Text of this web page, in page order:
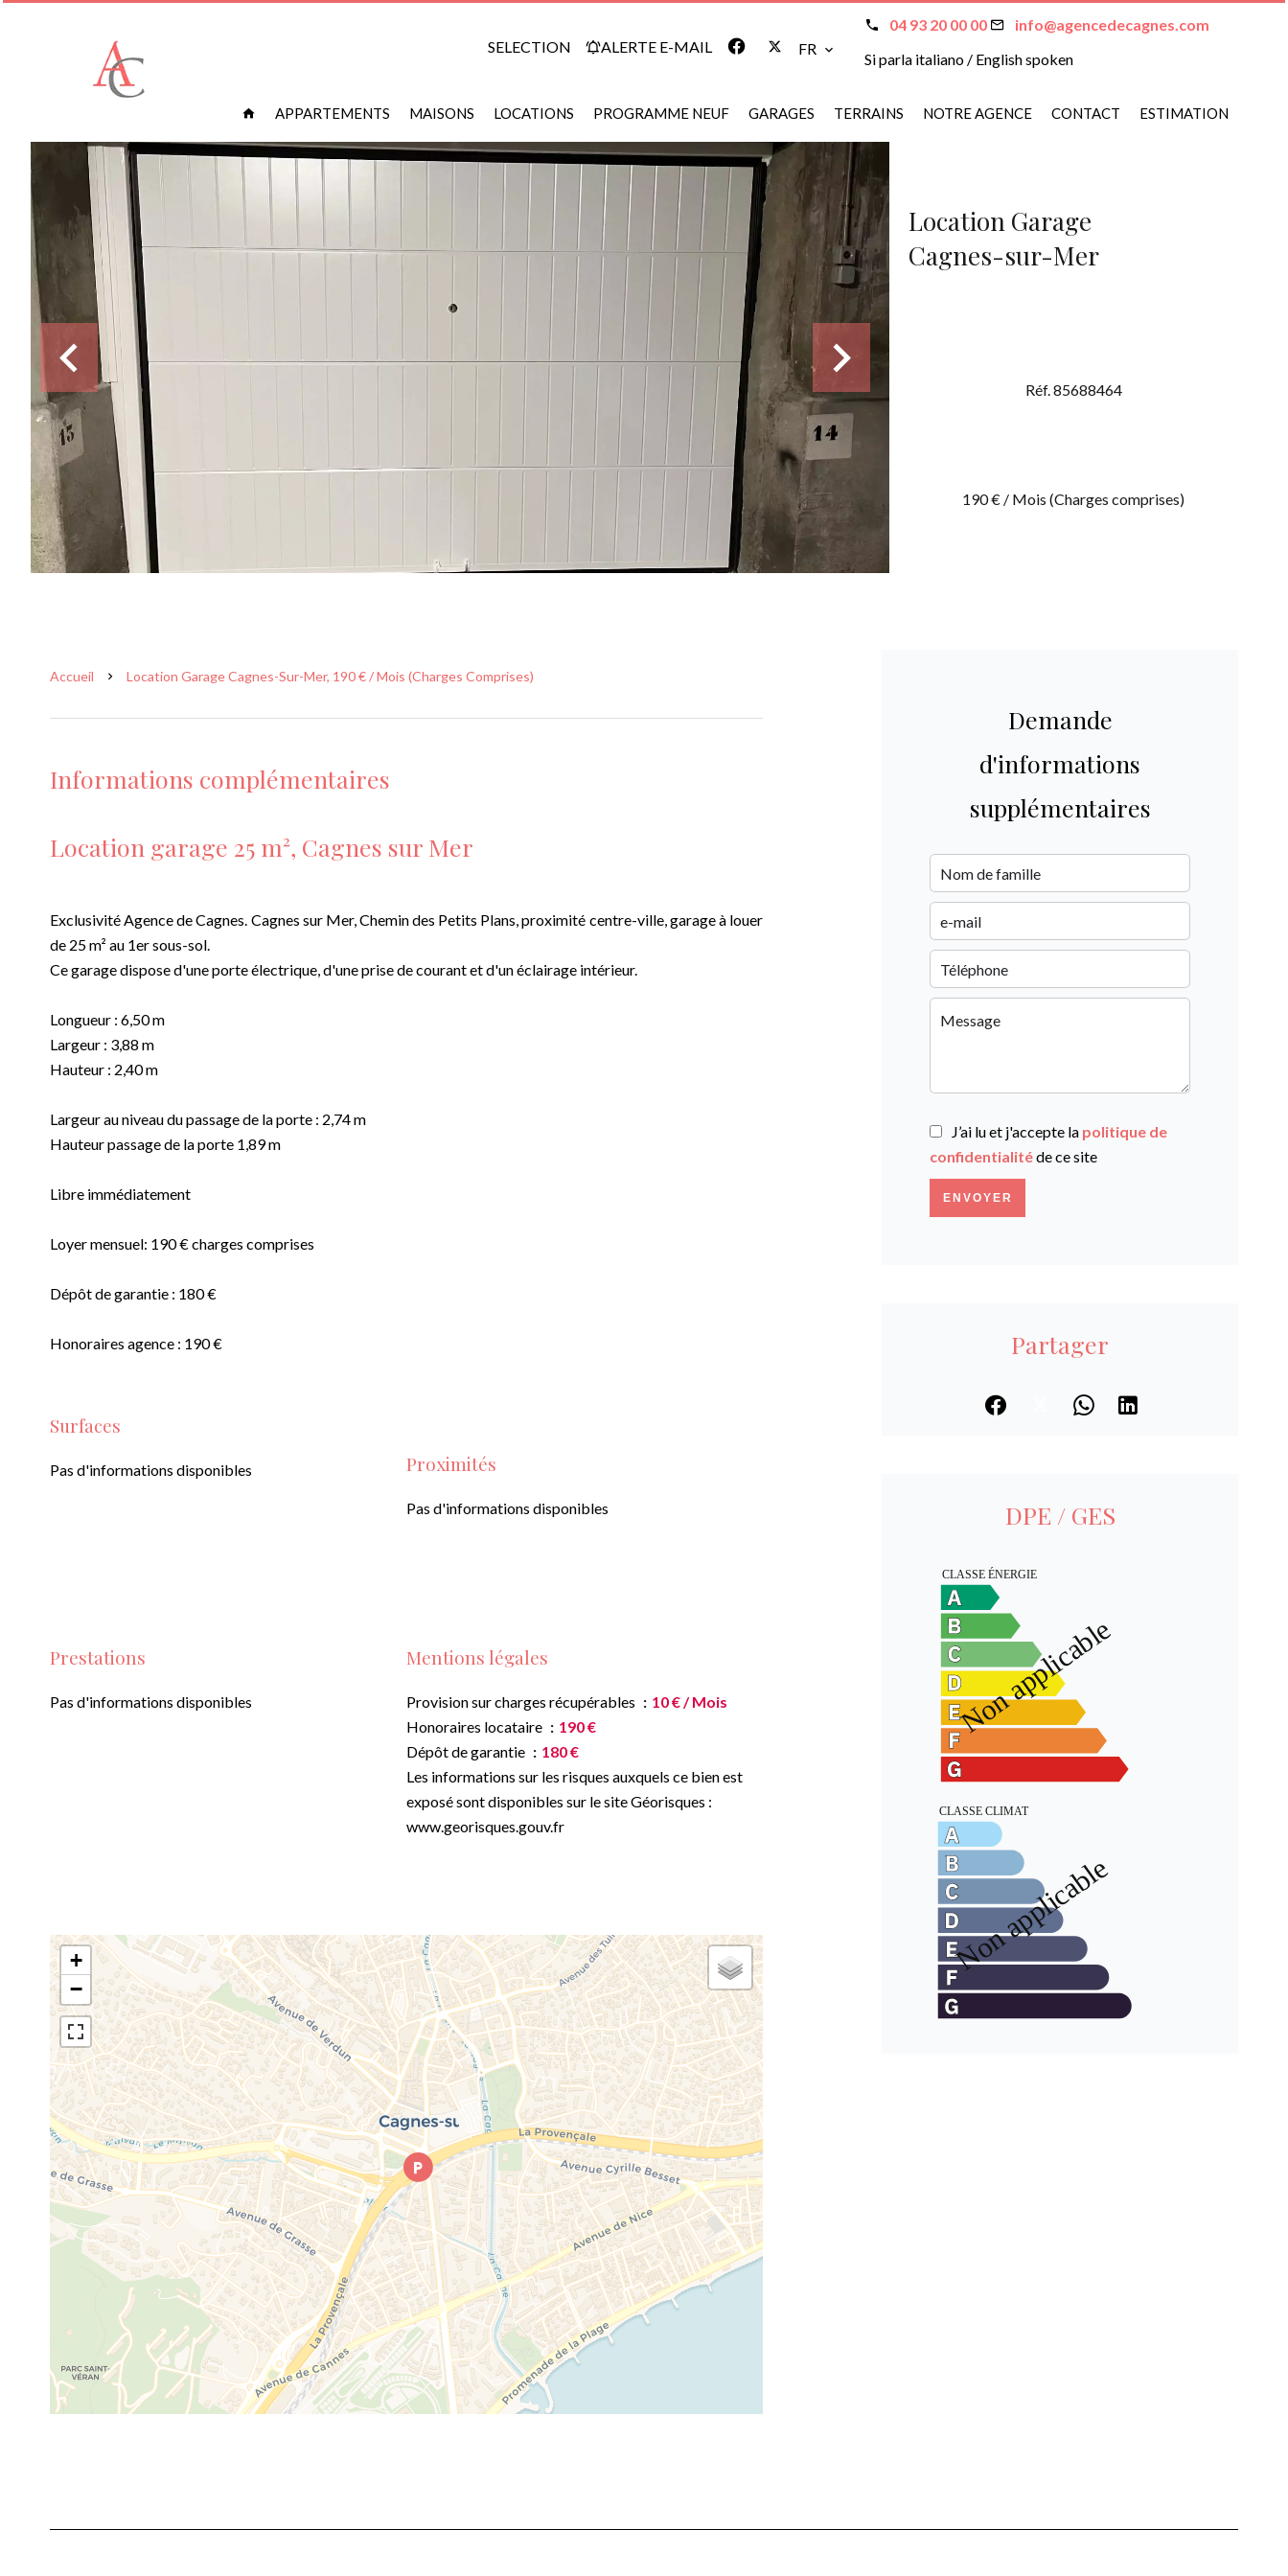
SELECTION ALERTE E-MAIL FR
04 93 20 00 00
info@agencedecagnes.com
Si parla italiano / English spoken
APPARTEMENTS MAISONS LOCATIONS PROGRAMME NEUF GARAGES TERRAINS NOTRE AGENCE CONTACT ESTIMATION
Location Garage
Cagnes-sur-Mer
Réf. 85688464
190 € / Mois (Charges comprises)
Accueil Location Garage Cagnes-Sur-Mer, 190 € / Mois (Charges Comprises)
Informations complémentaires
Location garage 25 m², Cagnes sur Mer
Exclusivité Agence de Cagnes. Cagnes sur Mer, Chemin des Petits Plans, proximité centre-ville, garage à louer
de 25 m² au 1er sous-sol.
Ce garage dispose d'une porte électrique, d'une prise de courant et d'un éclairage intérieur.
Longueur : 6,50 m
Largeur : 3,88 m
Hauteur : 2,40 m
Largeur au niveau du passage de la porte : 2,74 m
Hauteur passage de la porte 1,89 m
Libre immédiatement
Loyer mensuel: 190 € charges comprises
Dépôt de garantie : 180 €
Honoraires agence : 190 €
Surfaces
Pas d'informations disponibles Proximités
Pas d'informations disponibles
Prestations
Pas d'informations disponibles
Mentions légales
Provision sur charges récupérables
10 € / Mois
Honoraires locataire
190 €
Dépôt de garantie
180 €
Les informations sur les risques auxquels ce bien est
exposé sont disponibles sur le site Géorisques :
www.georisques.gouv.fr
+
−
Demande
d'informations
supplémentaires
J’ai lu et j'accepte la politique de
confidentialitéde ce site
ENVOYER
Partager
DPE / GES